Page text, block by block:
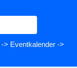
-> Eventkalender ->